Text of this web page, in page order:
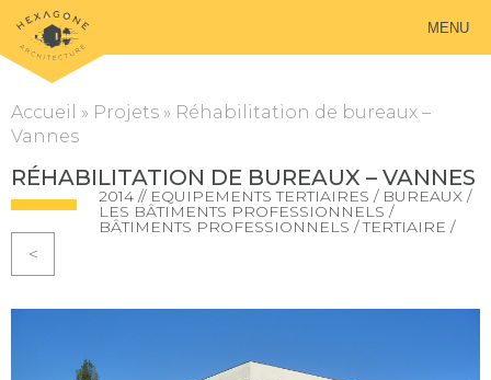
MENU
Accueil » Projets » Réhabilitation de bureaux –
Vannes
RÉHABILITATION DE BUREAUX – VANNES
2014 // EQUIPEMENTS TERTIAIRES / BUREAUX /
LES BÂTIMENTS PROFESSIONNELS /
BÂTIMENTS PROFESSIONNELS / TERTIAIRE /
<